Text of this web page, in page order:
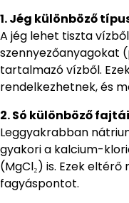
1. Jég különböző
A jég lehet tiszta
szennyezőanyagokat
tartalmazó vízből.
rendelkezhetnek, és
2. Só különböző fajtái
Leggyakrabban
gyakori a kalcium-
(MgCl₂) is. Ezek
fagyáspontot.